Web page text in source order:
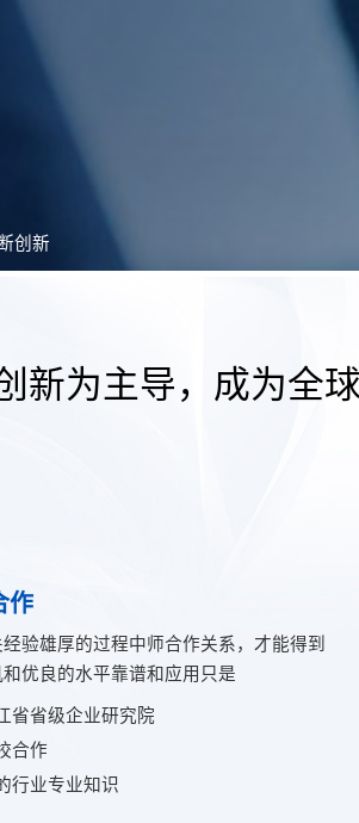
创新
新为主导，成为全
作
验雄厚的过程中师合作关系，才能得到
优良的水平靠谱和应用只是
省省级企业研究院
合作
行业专业知识